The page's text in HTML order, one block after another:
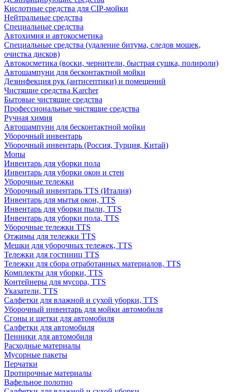
Кислотные средства для CIP-мойки
Нейтральные средства
Специальные средства
Автохимия и автокосметика
Специальные средства (удаление битума, следов мошек,
очистка дисков)
Автокосметика (воски, чернители, быстрая сушка, полироли)
Автошампуни для бесконтактной мойки
Дезинфекция рук (антисептики) и помещений
Чистящие средства Karcher
Бытовые чистящие средства
Профессиональные чистящие средства
Ручная химия
Автошампуни для бесконтактной мойки
Уборочный инвентарь
Уборочный инвентарь (Россия, Турция, Китай)
Мопы
Инвентарь для уборки пола
Инвентарь для уборки окон и стен
Уборочные тележки
Уборочный инвентарь TTS (Италия)
Инвентарь для мытья окон, TTS
Инвентарь для уборки пыли, TTS
Инвентарь для уборки пола, TTS
Уборочные тележки TTS
Отжимы для тележки TTS
Мешки для уборочных тележек, TTS
Тележки для гостиниц TTS
Тележки для сбора отработанных материалов, TTS
Комплекты для уборки, TTS
Контейнеры для мусора, TTS
Указатели, TTS
Салфетки для влажной и сухой уборки, TTS
Уборочный инвентарь для мойки автомобиля
Сгоны и щетки для автомобиля
Салфетки для автомобиля
Пенники для автомобиля
Расходные материалы
Мусорные пакеты
Перчатки
Протирочные материалы
Вафельное полотно